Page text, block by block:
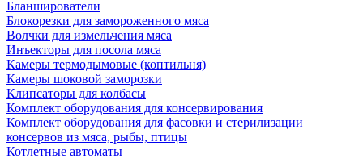
Бланширователи
Блокорезки для замороженного мяса
Волчки для измельчения мяса
Инъекторы для посола мяса
Камеры термодымовые (коптильня)
Камеры шоковой заморозки
Клипсаторы для колбасы
Комплект оборудования для консервирования
Комплект оборудования для фасовки и стерилизации
консервов из мяса, рыбы, птицы
Котлетные автоматы